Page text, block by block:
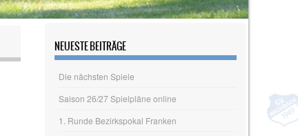
NEUESTE BEITRÄGE
Die nächsten Spiele
Saison 26/27 Spielpläne online
1. Runde Bezirkspokal Franken